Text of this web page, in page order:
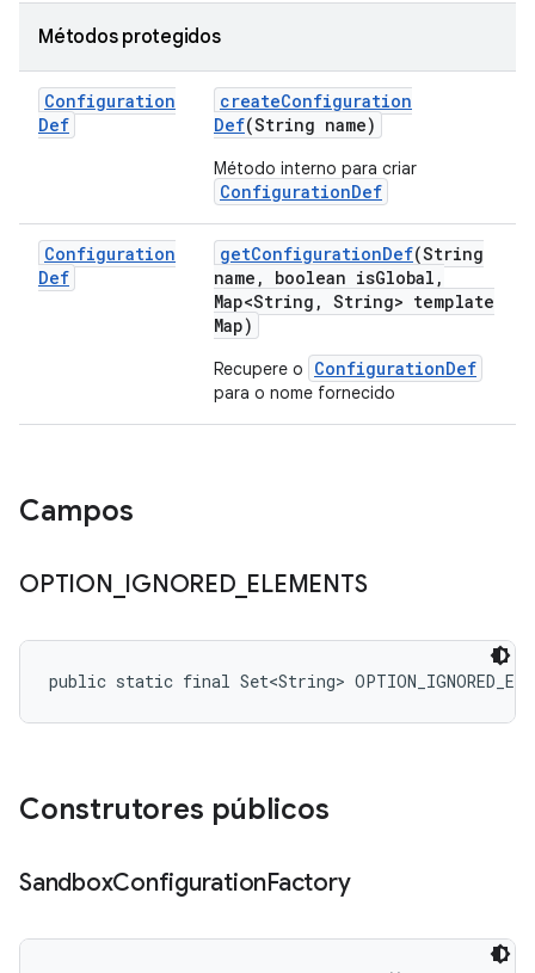
Métodos protegidos
Configuration
Def
createConfiguration
Def(String name)
Método interno para criar
ConfigurationDef
Configuration
Def
getConfigurationDef(String
name , boolean isGlobal ,
Map<String , String> template
Map)
Recupere o ConfigurationDef
para o nome fornecido
Campos
OPTION IGNORED_ ELEMENTS
public static final Set<String>
Construtores públicos
SandboxConfigurationFactory